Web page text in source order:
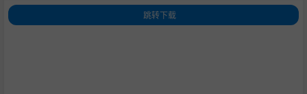
跳转下载